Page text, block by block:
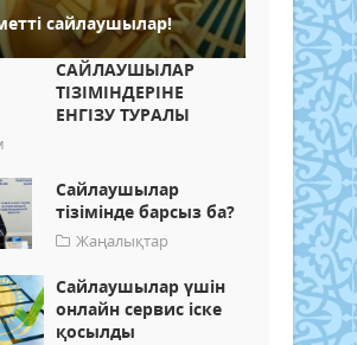
сайлаушылар!
САЙЛАУШЫЛАР
ТIЗIМIНДЕРІНЕ
ЕНГIЗУ ТУРАЛЫ
Сайлаушылар
тізімінде барсыз ба?
Жаңалықтар
Сайлаушылар үшін
онлайн сервис іске
қосылды